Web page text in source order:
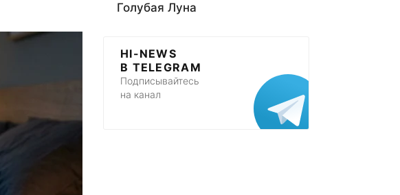
Голубая Луна
HI-NEWS
В TELEGRAM
Подписывайтесь
на канал